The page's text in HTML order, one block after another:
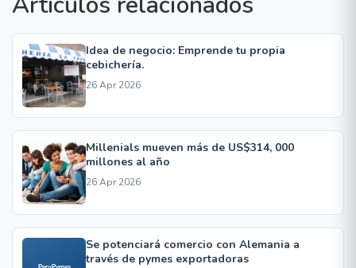
Idea de negocio: Emprende tu propia
cebichería.
26 Apr 2026
Millenials mueven más de US$314, 000
millones al año
26 Apr 2026
Se potenciará comercio con Alemania a
través de pymes exportadoras